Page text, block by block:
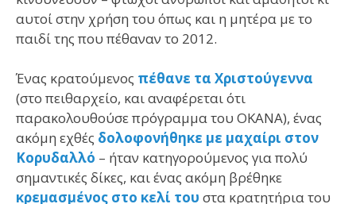
αυτοί στην χρήση του όπως και η μητέρα με το
παιδί της που πέθαναν το 2012.
Ένας κρατούμενος πέθανε τα Χριστούγεννα
(στο πειθαρχείο, και αναφέρεται ότι
παρακολουθούσε πρόγραμμα του ΟΚΑΝΑ), ένας
ακόμη εχθές δολοφονήθηκε με μαχαίρι στον
Κορυδαλλό – ήταν κατηγορούμενος για πολύ
σημαντικές δίκες, και ένας ακόμη βρέθηκε
κρεμασμένος στο κελί του στα κρατητήρια του